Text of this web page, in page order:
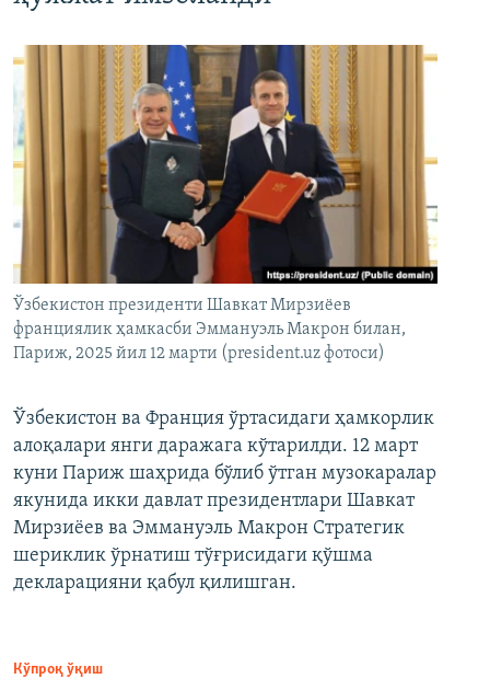
Ўзбекистон президенти Шавкат Мирзиёев
франциялик ҳамкасби Эммануэль Макрон билан,
Париж, 2025 йил 12 марти (president.uz фотоси)
Ўзбекистон ва Франция ўртасидаги ҳамкорлик
алоқалари янги даражага кўтарилди. 12 март
куни Париж шаҳрида бўлиб ўтган музокаралар
якунида икки давлат президентлари Шавкат
Мирзиёев ва Эммануэль Макрон Стратегик
шериклик ўрнатиш тўғрисидаги қўшма
декларацияни қабул қилишган.
Кўпроқ ўқиш